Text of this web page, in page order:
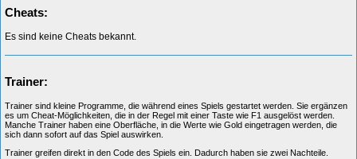
Cheats:
Es sind keine Cheats bekannt.
Trainer:
Trainer sind kleine Programme, die während eines Spiels gestartet werden. Sie ergänzen
es um Cheat-Möglichkeiten, die in der Regel mit einer Taste wie F1 ausgelöst werden.
Manche Trainer haben eine Oberfläche, in die Werte wie Gold eingetragen werden, die
sich dann sofort auf das Spiel auswirken.
Trainer greifen direkt in den Code des Spiels ein. Dadurch haben sie zwei Nachteile.